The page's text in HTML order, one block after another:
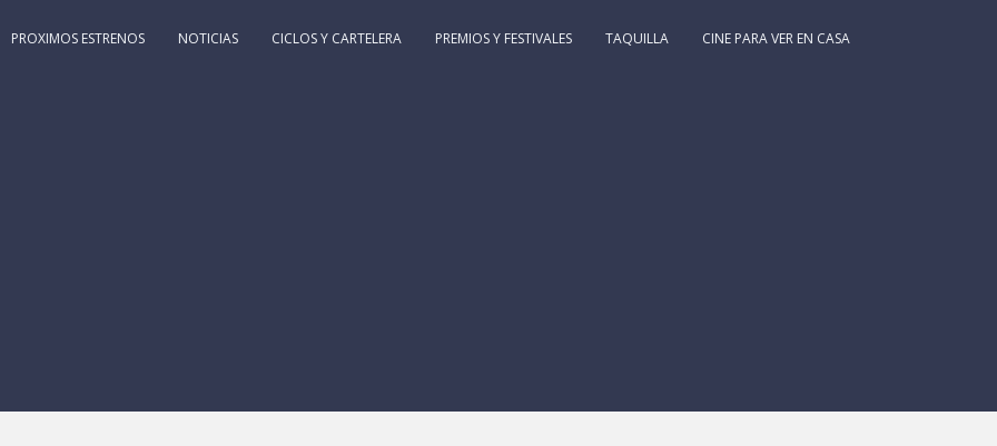
PROXIMOS ESTRENOS NOTICIAS CICLOS Y CARTELERA PREMIOS Y FESTIVALES TAQUILLA CINE PARA VER EN CASA